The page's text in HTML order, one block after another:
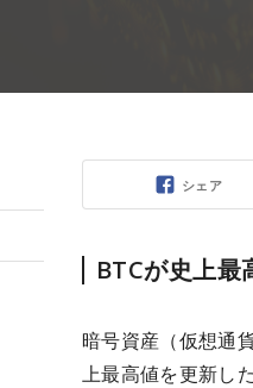
シェア
BTCが史上最
暗号資産（仮想通
上最高値を更新した